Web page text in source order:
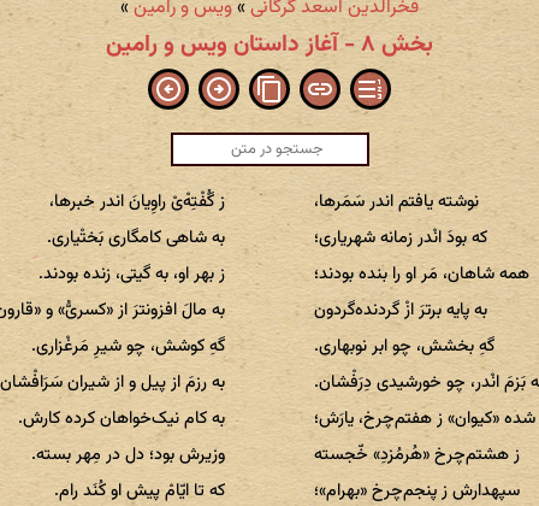
فخرالدین اسعد گرگانی»ویس و رامین»
بخش ۸ - آغاز داستان ویس و رامین
نوشته یافتم اندر سَمَرها،
ز گُفْتِه‌ْیْ راوِیانَ اندر خبرها،
که بودَ انْدر زمانه شهریاری؛
به شاهی کامگاری بَختْیاری.
همه شاهان، مَر او را بنده بودند؛
ز بهر او، به گیتی، زنده بودند.
به پایه برترَ ازْ گردنده‌گردون
به مالَ افزونترَ از «کسریُّ» و
گهِ بخشش، چو ابر نوبهاری.
گهِ کوشش، چو شیرِ مَرغْزاری.
بَزمَ انْدر، چو خورشیدی دِرَفْشان.
به رزمَ از پیل و از شیران
شده «کیوان» ز هفتم‌چرخ، یارَش؛
به کام نیک‌خواهان کرده کارش.
ز هشتم‌چرخ «هُرمُزدِ» خّجسته
وزیرش بود؛ دل در مِهر بسته.
سپهدارش ز پنجم‌چرخ «بهرام»؛
که تا ایّامْ پیش او کُنَد رام.